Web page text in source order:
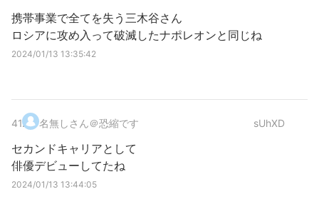
携帯事業で全てを失う三木谷さん
ロシアに攻め入って破滅したナポレオンと同じね
2024/01/13 13:35:42
41. 名無しさん＠恐縮です sUhXD
セカンドキャリアとして
俳優デビューしてたね
2024/01/13 13:44:05